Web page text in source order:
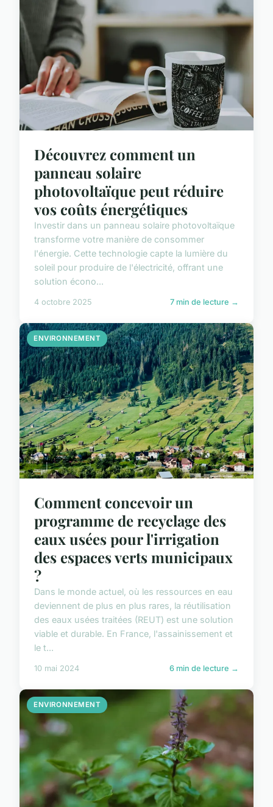
Découvrez comment un
panneau solaire
photovoltaïque peut réduire
vos coûts énergétiques
Investir dans un panneau solaire photovoltaïque
transforme votre manière de consommer
l'énergie. Cette technologie capte la lumière du
soleil pour produire de l'électricité, offrant une
solution écono...
4 octobre 2025 7 min de lecture →
ENVIRONNEMENT
Comment concevoir un
programme de recyclage des
eaux usées pour l'irrigation
des espaces verts municipaux
?
Dans le monde actuel, où les ressources en eau
deviennent de plus en plus rares, la réutilisation
des eaux usées traitées (REUT) est une solution
viable et durable. En France, l'assainissement et
le t...
10 mai 2024 6 min de lecture →
ENVIRONNEMENT